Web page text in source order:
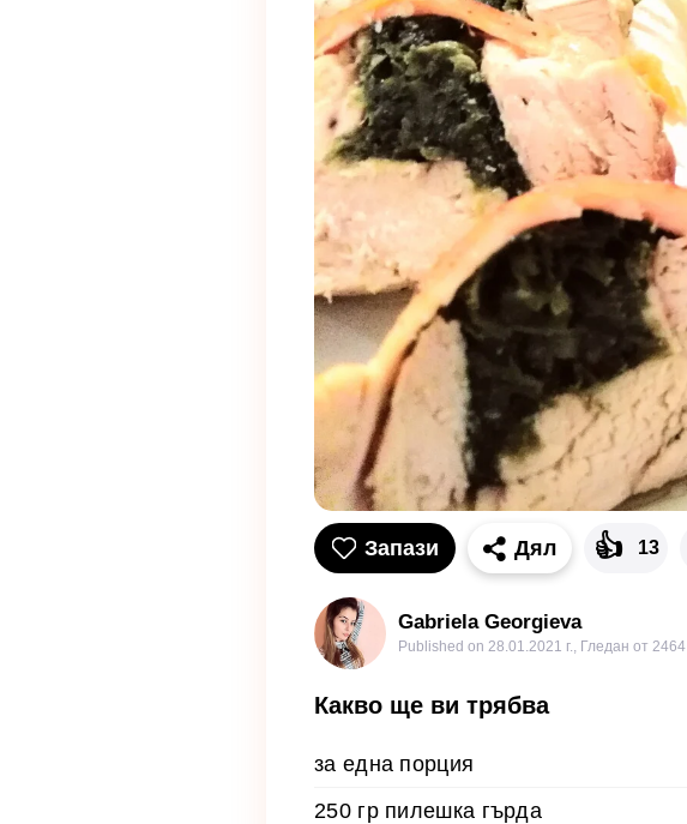
Запази Дял 👍 13
Gabriela Georgieva
Published on 28.01.2021 г., Гледан от 2464
Какво ще ви трябва
за една порция
250 гр пилешка гърда